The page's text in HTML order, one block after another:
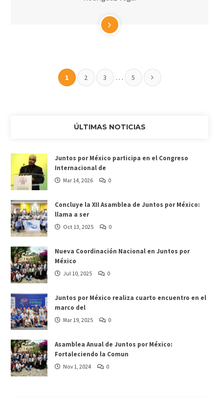
1 2 3 … 5
ÚLTIMAS NOTICIAS
Juntos por México participa en el Congreso
Internacional de
Mar 14, 2026 0
Concluye la XII Asamblea de Juntos por México:
llama a ser
Oct 13, 2025 0
Nueva Coordinación Nacional en Juntos por
México
Jul 10, 2025 0
Juntos por México realiza cuarto encuentro en el
marco del
Mar 19, 2025 0
Asamblea Anual de Juntos por México:
Fortaleciendo la Comun
Nov 1, 2024 0